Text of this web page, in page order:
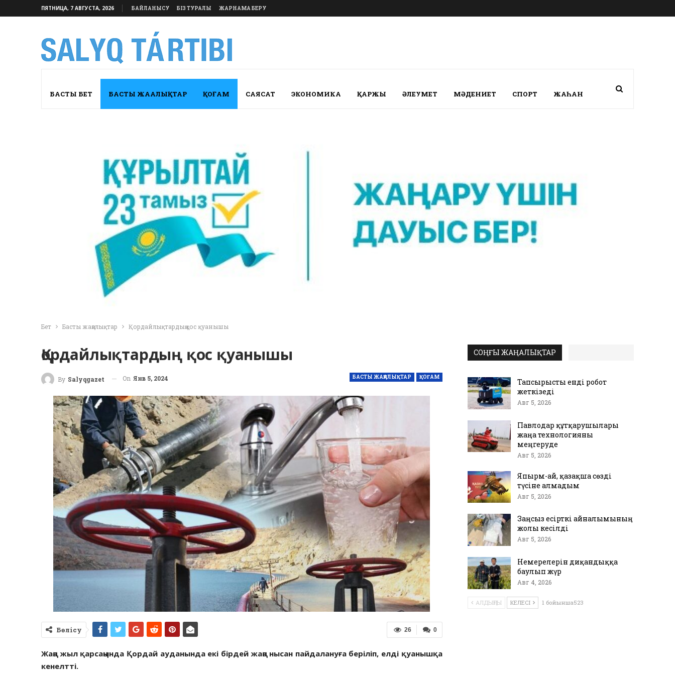
ПЯТНИЦА, 7 АВГУСТА, 2026 БАЙЛАНЫСУ БІЗ ТУРАЛЫ ЖАРНАМА БЕРУ
БАСТЫ БЕТ БАСТЫ ЖАҢАЛЫҚТАР ҚОҒАМ САЯСАТ ЭКОНОМИКА ҚАРЖЫ ӘЛЕУМЕТ МӘДЕНИЕТ СПОРТ ЖАҺАН
Бет Басты жаңалықтар Қордайлықтардың қос қуанышы
Қордайлықтардың қос қуанышы
БАСТЫ ЖАҢАЛЫҚТАР ҚОҒАМ
By Salyqgazet On Янв 5, 2024
0
26
Бөлісу
Жаңа жыл қарсаңында Қордай ауданында екі бірдей жаңа нысан пайдалануға беріліп, елді қуанышқа
кенелтті.
СОҢҒЫ ЖАҢАЛЫҚТАР
Тапсырысты енді робот
жеткізеді
Авг 5, 2026
Павлодар құтқарушылары
жаңа технологияны
меңгеруде
Авг 5, 2026
Япырм-ай, қазақша сөзді
түсіне алмадым
Авг 5, 2026
Заңсыз есірткі айналымының
жолы кесілді
Авг 5, 2026
Немерелерін диқандыққа
баулып жүр
Авг 4, 2026
АЛДЫҢҒЫ КЕЛЕСІ 1 бойынша523